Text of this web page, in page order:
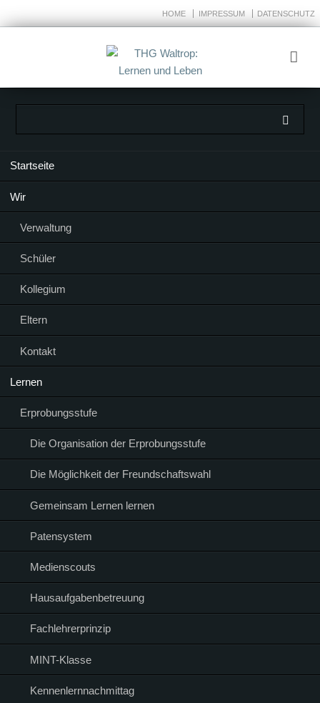
HOME IMPRESSUM DATENSCHUTZ
Startseite
Wir
Verwaltung
Schüler
Kollegium
Eltern
Kontakt
Lernen
Erprobungsstufe
Die Organisation der Erprobungsstufe
Die Möglichkeit der Freundschaftswahl
Gemeinsam Lernen lernen
Patensystem
Medienscouts
Hausaufgabenbetreuung
Fachlehrerprinzip
MINT-Klasse
Kennenlernnachmittag